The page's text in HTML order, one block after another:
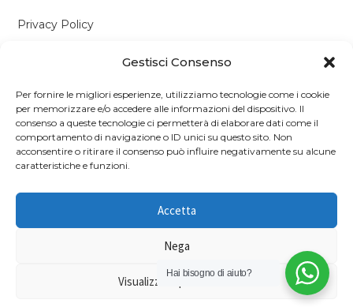
Gestisci Consenso
Per fornire le migliori esperienze, utilizziamo tecnologie come i cookie
per memorizzare e/o accedere alle informazioni del dispositivo. Il
consenso a queste tecnologie ci permetterà di elaborare dati come il
comportamento di navigazione o ID unici su questo sito. Non
acconsentire o ritirare il consenso può influire negativamente su alcune
caratteristiche e funzioni.
Accetta
Nega
Visualizza le preferenze
Privacy Policy
Contattaci
Via P. Savi, 328
55049 Viareggio (LU)
+39 0584 1660477
WhatsApp
© 2026 Richmond's British Food Shop — P.IVA 01637050467
Hai bisogno di aiuto?